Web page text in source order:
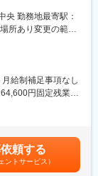
ートブランド
しています。精密
で環境（家電・住
療の各分野に進出
ております。
軽量・静音」の製
ソリューションを
るモータ・アクチ
入。またモータ開
ど幅広い業界での
します。
適さを追求しま
ます。
よう管理しま
央 勤務地最寄駅：
所あり変更の範
給制補足事項なし
円固定残業手
1回■賞与：年2回
年目、44歳男性／
を初年度としま
頼する
ントサービス）